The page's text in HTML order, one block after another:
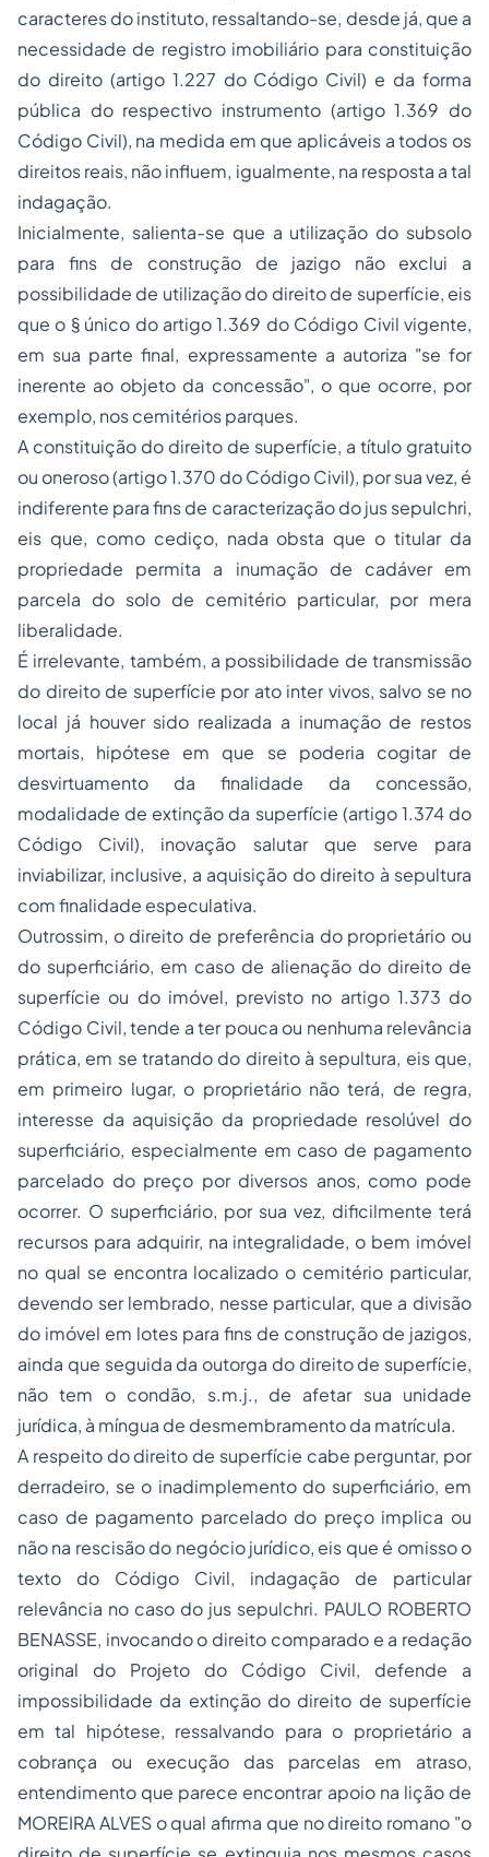
caracteres do instituto, ressaltando-se, desde já, que a
necessidade de registro imobiliário para constituição
do direito (artigo 1.227 do Código Civil) e da forma
pública do respectivo instrumento (artigo 1.369 do
Código Civil), na medida em que aplicáveis a todos os
direitos reais, não influem, igualmente, na resposta a tal
indagação.
Inicialmente, salienta-se que a utilização do subsolo
para fins de construção de jazigo não exclui a
possibilidade de utilização do direito de superfície, eis
que o § único do artigo 1.369 do Código Civil vigente,
em sua parte final, expressamente a autoriza "se for
inerente ao objeto da concessão", o que ocorre, por
exemplo, nos cemitérios parques.
A constituição do direito de superfície, a título gratuito
ou oneroso (artigo 1.370 do Código Civil), por sua vez, é
indiferente para fins de caracterização dojus sepulchri,
eis que, como cediço, nada obsta que o titular da
propriedade permita a inumação de cadáver em
parcela do solo de cemitério particular, por mera
liberalidade.
É irrelevante, também, a possibilidade de transmissão
do direito de superfície por ato inter vivos, salvo se no
local já houver sido realizada a inumação de restos
mortais, hipótese em que se poderia cogitar de
desvirtuamento da finalidade da concessão,
modalidade de extinção da superfície (artigo 1.374 do
Código Civil), inovação salutar que serve para
inviabilizar, inclusive, a aquisição do direito à sepultura
com finalidade especulativa.
Outrossim, o direito de preferência do proprietário ou
do superficiário, em caso de alienação do direito de
superfície ou do imóvel, previsto no artigo 1.373 do
Código Civil, tende a ter pouca ou nenhuma relevância
prática, em se tratando do direito à sepultura, eis que,
em primeiro lugar, o proprietário não terá, de regra,
interesse da aquisição da propriedade resolúvel do
superficiário, especialmente em caso de pagamento
parcelado do preço por diversos anos, como pode
ocorrer. O superficiário, por sua vez, dificilmente terá
recursos para adquirir, na integralidade, o bem imóvel
no qual se encontra localizado o cemitério particular,
devendo ser lembrado, nesse particular, que a divisão
do imóvel em lotes para fins de construção de jazigos,
ainda que seguida da outorga do direito de superfície,
não tem o condão, s.m.j., de afetar sua unidade
jurídica, à míngua de desmembramento da matrícula.
A respeito do direito de superfície cabe perguntar, por
derradeiro, se o inadimplemento do superficiário, em
caso de pagamento parcelado do preço implica ou
não na rescisão do negócio jurídico, eis que é omisso o
texto do Código Civil, indagação de particular
relevância no caso do jus sepulchri. PAULO ROBERTO
BENASSE, invocando o direito comparado e a redação
original do Projeto do Código Civil, defende a
impossibilidade da extinção do direito de superfície
em tal hipótese, ressalvando para o proprietário a
cobrança ou execução das parcelas em atraso,
entendimento que parece encontrar apoio na lição de
MOREIRA ALVES o qual afirma que no direito romano "o